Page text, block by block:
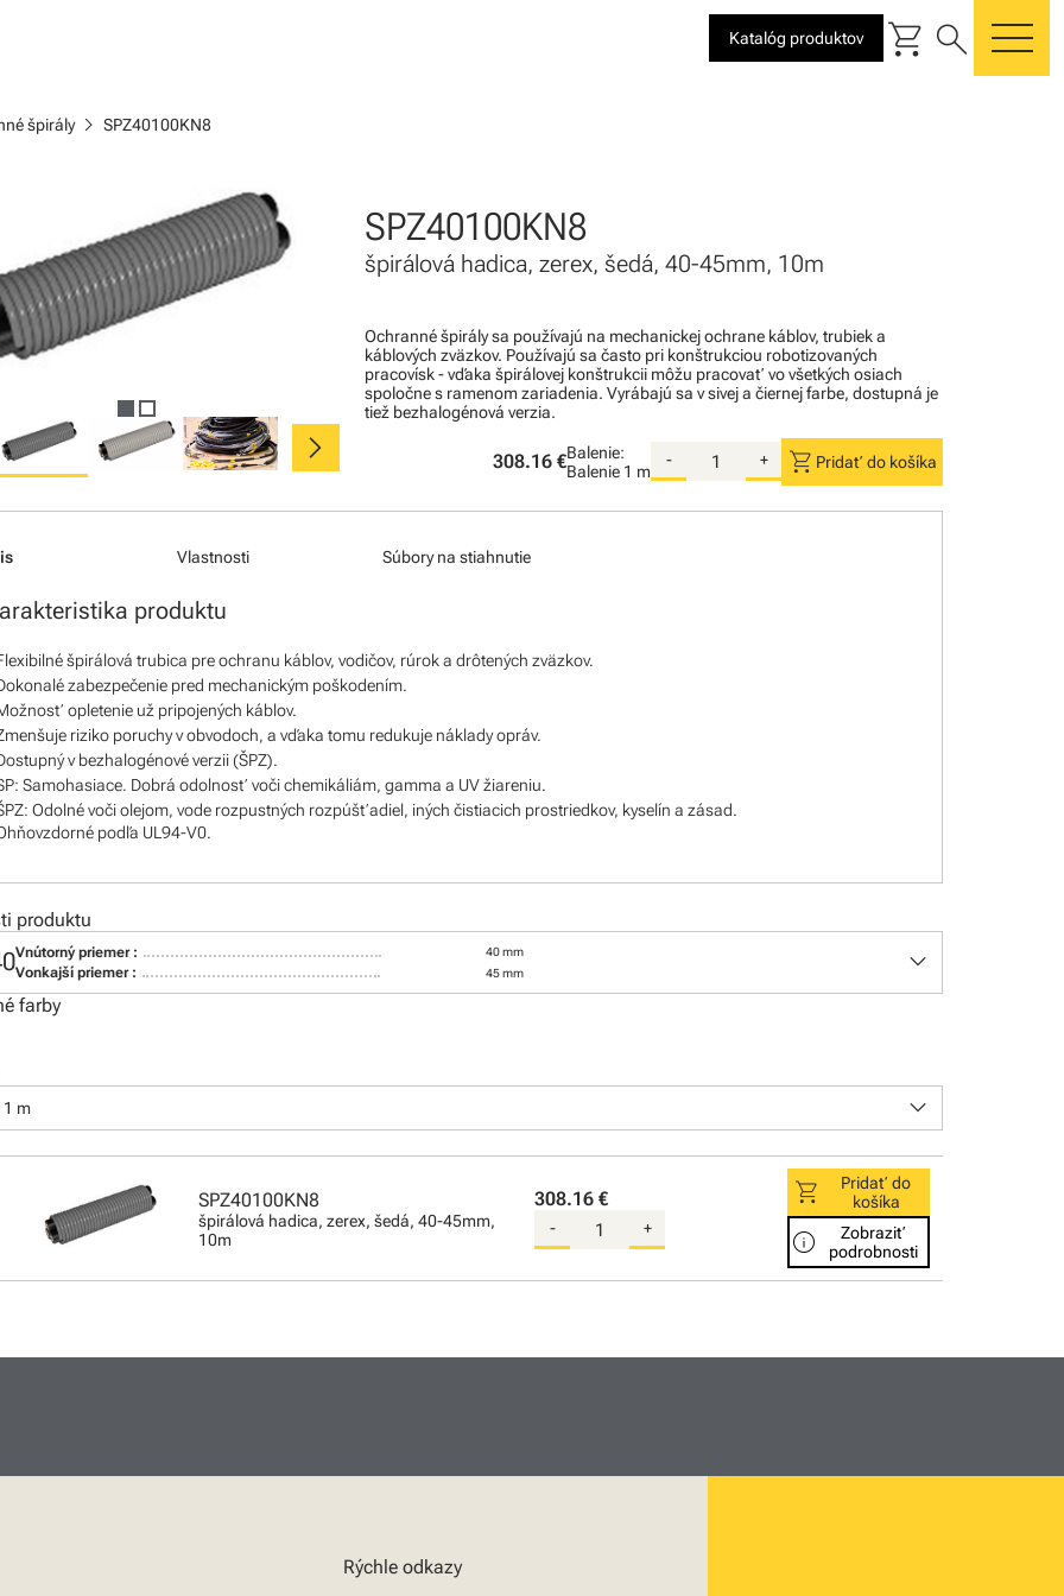
Katalóg produktov shopping_cart search
špirálychevron_right SPZ40100KN8
chevron_right
SPZ40100KN8
špirálová hadica, zerex, šedá, 40-45mm, 10m
Ochranné špirály sa používajú na mechanickej ochrane káblov, trubiek a
káblových zväzkov. Používajú sa často pri konštrukciou robotizovaných
pracovísk - vďaka špirálovej konštrukcii môžu pracovať vo všetkých osiach
spoločne s ramenom zariadenia. Vyrábajú sa v sivej a čiernej farbe, dostupná je
tiež bezhalogénová verzia.
308.16 €Balenie:
Balenie 1 m
- + shopping_cart Pridať do košíka
Vlastnosti Súbory na stiahnutie
produktu
špirálová trubica pre ochranu káblov, vodičov, rúrok a drôtených zväzkov.
zabezpečenie pred mechanickým poškodením.
opletenie už pripojených káblov.
riziko poruchy v obvodoch, a vďaka tomu redukuje náklady opráv.
v bezhalogénové verzii (ŠPZ).
Samohasiace. Dobrá odolnosť voči chemikáliám, gamma a UV žiareniu.
Odolné voči olejom, vode rozpustných rozpúšťadiel, iných čistiacich prostriedkov, kyselín a zásad.
podľa UL94-V0.
produktu
Vnútorný priemer : 40 mm
Vonkajší priemer : 45 mm keyboard_arrow_down
farby
1 m keyboard_arrow_down
SPZ40100KN8
špirálová hadica, zerex, šedá, 40-45mm,
10m
308.16 €
- +
shopping_cart
Pridať do
košíka
info
Zobraziť
podrobnosti
Rýchle odkazy